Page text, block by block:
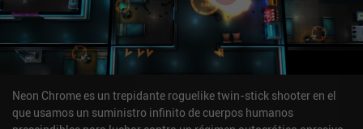
Neon Chrome es un trepidante roguelike twin-stick shooter en el
que usamos un suministro infinito de cuerpos humanos